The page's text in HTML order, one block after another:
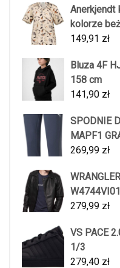
Anerkjendt
kolorze
149,91 zł
Bluza 4F
158 cm
141,90 zł
SPODNIE
MAPF1
269,99 zł
W4744VI01
279,99 zł
VS PACE
1/3
279,40 zł